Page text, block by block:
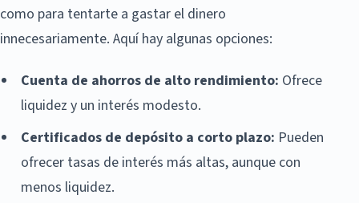
como para tentarte a gastar el dinero
innecesariamente. Aquí hay algunas opciones:
Cuenta de ahorros de alto rendimiento: Ofrece
liquidez y un interés modesto.
Certificados de depósito a corto plazo: Pueden
ofrecer tasas de interés más altas, aunque con
menos liquidez.